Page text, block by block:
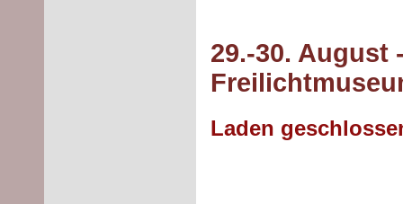
29.-30. August
Laden